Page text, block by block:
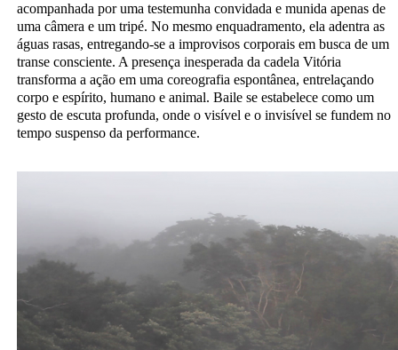
acompanhada por uma testemunha convidada e munida apenas de
uma câmera e um tripé. No mesmo enquadramento, ela adentra as
águas rasas, entregando-se a improvisos corporais em busca de um
transe consciente. A presença inesperada da cadela Vitória
transforma a ação em uma coreografia espontânea, entrelaçando
corpo e espírito, humano e animal. Baile se estabelece como um
gesto de escuta profunda, onde o visível e o invisível se fundem no
tempo suspenso da performance.